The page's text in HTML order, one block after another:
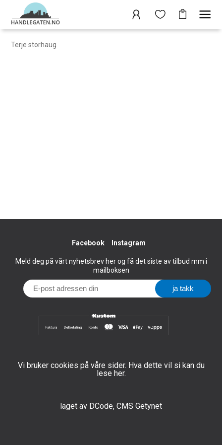
Terje storhaug
Facebook Instagram
Meld deg på vårt nyhetsbrev her og få det siste av tilbud mm i
mailboksen
Vi bruker cookies på våre sider. Hva dette vil si kan du
lese her.
laget av DCode, CMS Getynet